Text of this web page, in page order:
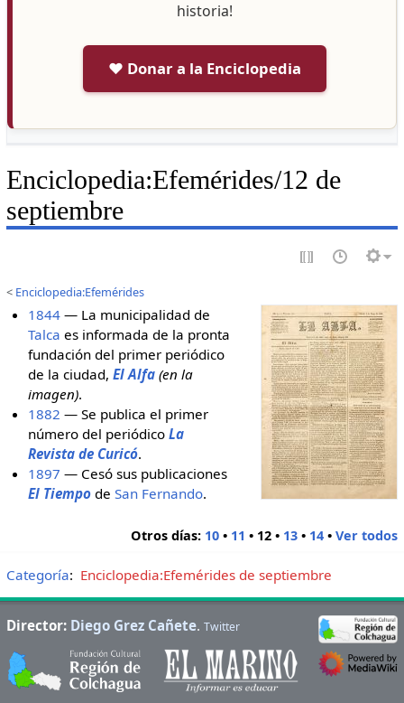
historia!
❤️ Donar a la Enciclopedia
Enciclopedia:Efemérides/12 de
septiembre
< Enciclopedia:Efemérides
1844 — La municipalidad de
Talca es informada de la pronta
fundación del primer periódico
de la ciudad,El Alfa (en la
imagen).
1882 — Se publica el primer
número del periódicoLa
Revista de Curicó.
1897 — Cesó sus publicaciones
El Tiempo deSan Fernando.
Otros días: 10 • 11 • 12 • 13 • 14 •Ver todos
Categoría: Enciclopedia:Efemérides de septiembre
Director: Diego Grez Cañete. Twitter